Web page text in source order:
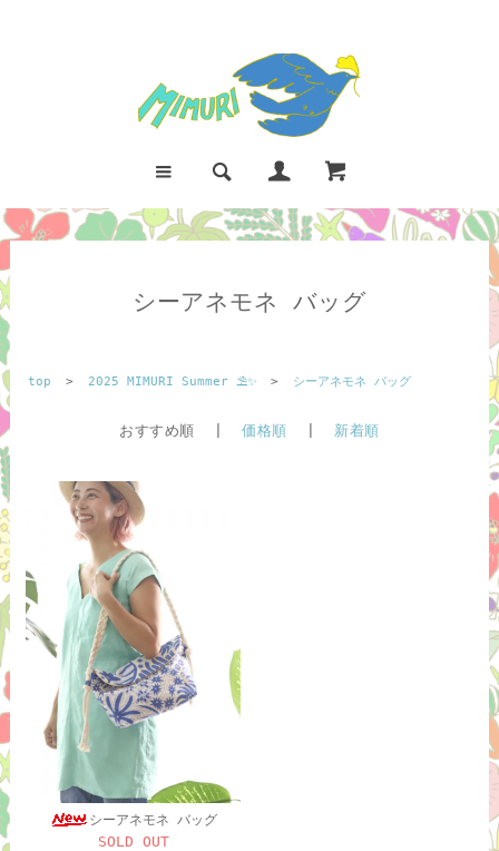
シーアネモネ バッグ
top > 2025 MIMURI Summer ⛱️✨ > シーアネモネ バッグ
おすすめ順 |価格順 新着順
シーアネモネ バッグ
SOLD OUT